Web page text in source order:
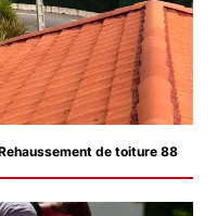
de toiture 88